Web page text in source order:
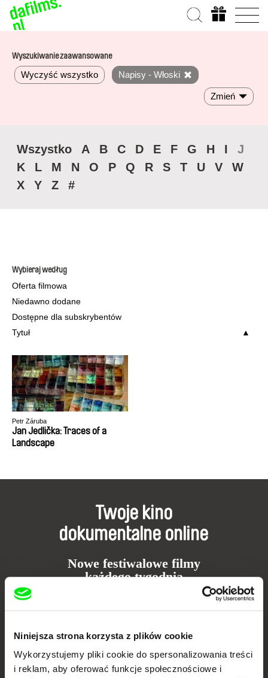
Niniejsza strona korzysta z plików cookie
Wykorzystujemy pliki cookie do spersonalizowania treści
i reklam, aby oferować funkcje społecznościowe i
Wyszukiwanie zaawansowane
Wyczyść wszystko Napisy - Włoski
Zmień
Wszystko A B C D E F G H I
J
K
L M N O P Q R S T U V
W
X
Y Z #
Wybieraj według
Oferta filmowa
Niedawno dodane
Dostępne dla subskrybentów
Tytuł
Petr Záruba
Jan Jedlička: Traces of a
Landscape
Twoje kino
dokumentalne online
Nowe festiwalowe filmy
każdego tygodnia
jest przesuwać granice filmu dokumentalnego, wspierać jego
różnorodność i promować wartościowe autorskie filmy.
Członkowie Doc Alliance